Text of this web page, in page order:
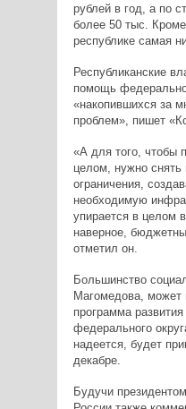
рублей в год, а по
более 50 тыс.
республике самая
Республиканские
помощь
«накопившихся за
проблем», пишет
«А для того, чтобы
целом, нужно снять
ограничения,
необходимую
упирается в целом
наверное,
отметил он.
Большинство
Магомедова, может
программа
федерального
надеется, будет
декабре.
Будучи